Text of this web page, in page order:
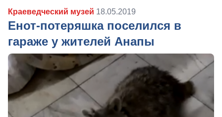
Краеведческий музей 18.05.2019
Енот-потеряшка поселился в
гараже у жителей Анапы